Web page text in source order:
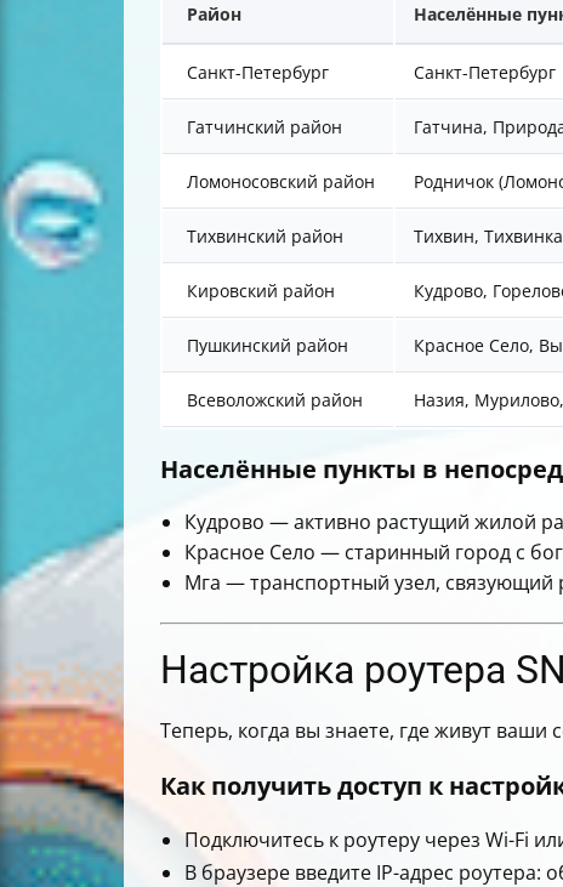
Район Населённые
Санкт-Петербург Санкт-Петербург
Гатчинский район Гатчина,
Ломоносовский район Родничок
Тихвинский район Тихвин, Тихвинка
Кировский район Кудрово,
Пушкинский район Красное Село,
Всеволожский район Назия,
Населённые пункты в
Кудрово — активно растущий жилой
Красное Село — старинный город с
Мга — транспортный узел, связующий
Настройка роутера
Теперь, когда вы знаете, где живут ваши
Как получить доступ к
Подключитесь к роутеру через Wi-Fi
В браузере введите IP-адрес роутера: